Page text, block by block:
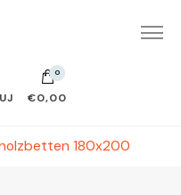
0
€0,00
180x200